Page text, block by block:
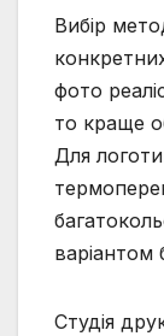
Вибір
фото
то краще
Для
Студія